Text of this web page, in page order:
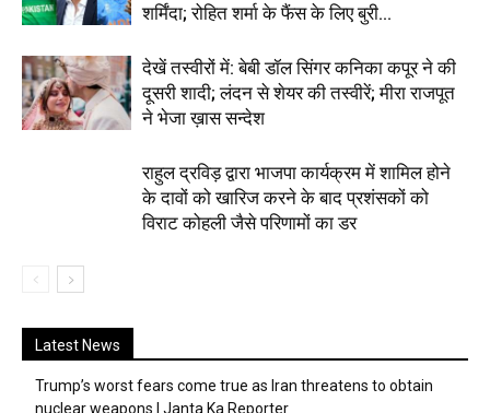
शर्मिंदा; रोहित शर्मा के फैंस के लिए बुरी...
देखें तस्वीरों में: बेबी डॉल सिंगर कनिका कपूर ने की
दूसरी शादी; लंदन से शेयर की तस्वीरें; मीरा राजपूत
ने भेजा ख़ास सन्देश
राहुल द्रविड़ द्वारा भाजपा कार्यक्रम में शामिल होने
के दावों को खारिज करने के बाद प्रशंसकों को
विराट कोहली जैसे परिणामों का डर
Latest News
Trump’s worst fears come true as Iran threatens to obtain
nuclear weapons | Janta Ka Reporter